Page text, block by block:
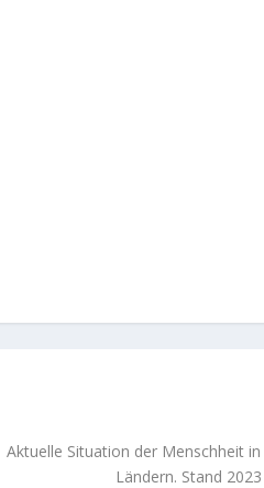
Aktuelle Situation der Menschheit
Ländern. Stand 2023